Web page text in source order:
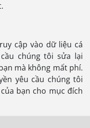
cập vào dữ liệu cá
chúng tôi sửa lại
mà không mất phí.
yêu cầu chúng tôi
bạn cho mục đích